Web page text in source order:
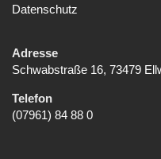
Datenschutz
Adresse
Schwabstraße 16, 73479
Telefon
(07961) 84 88 0